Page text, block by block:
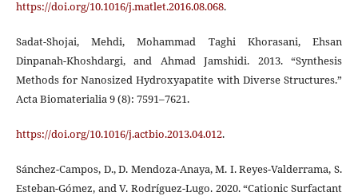
https://doi.org/10.1016/j.matlet.2016.08.068.
Sadat-Shojai, Mehdi, Mohammad Taghi Khorasani, Ehsan
Dinpanah-Khoshdargi, and Ahmad Jamshidi. 2013. “Synthesis
Methods for Nanosized Hydroxyapatite with Diverse Structures.”
Acta Biomaterialia 9 (8): 7591–7621.
https://doi.org/10.1016/j.actbio.2013.04.012.
Sánchez-Campos, D., D. Mendoza-Anaya, M. I. Reyes-Valderrama, S.
Esteban-Gómez, and V. Rodríguez-Lugo. 2020. “Cationic Surfactant